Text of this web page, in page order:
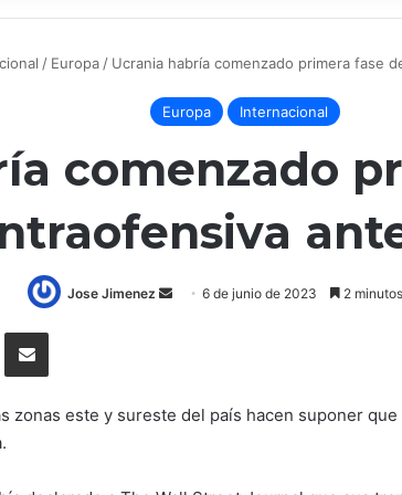
/ Europa / Ucrania habría comenzado primera fase
Europa Internacional
comenzado
Jose Jimenez
Send6 de junio de 2023 2
Compartir por correo electrónico
zonas este y sureste del país hacen suponer